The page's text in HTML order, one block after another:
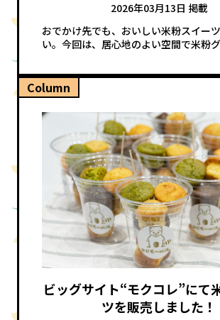
2026年03月13日 掲載
おでかけ先でも、おいしい米粉スイー
い。今回は、居心地のよい空間で米粉
Column
ビッグサイト“モクコレ”にて
ツを販売しました！